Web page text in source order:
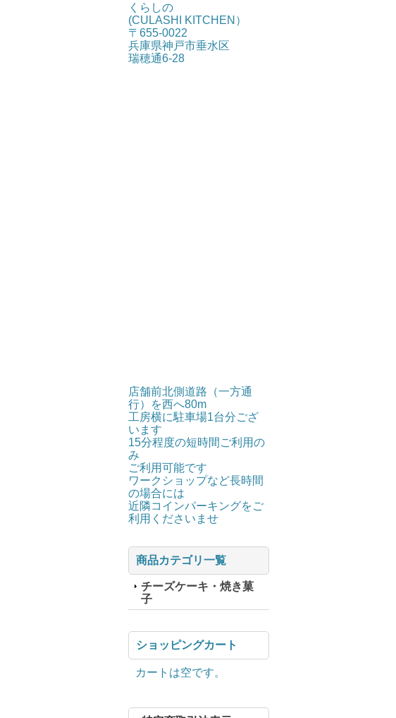
くらしの
(CULASHI KITCHEN）
〒655-0022
兵庫県神戸市垂水区
瑞穂通6-28
店舗前北側道路（一方通
行）を西へ80m
工房横に駐車場1台分ござ
います
15分程度の短時間ご利用の
み
ご利用可能です
ワークショップなど長時間
の場合には
近隣コインパーキングをご
利用くださいませ
商品カテゴリ一覧
チーズケーキ・焼き菓
子
ショッピングカート
カートは空です。